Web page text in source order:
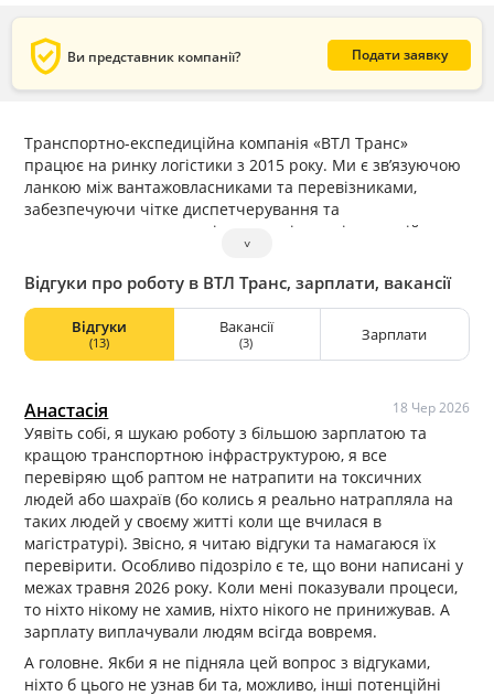
verified_user Ви представник компанії? Подати заявку
Транспортно-експедиційна компанія «ВТЛ Транс»
працює на ринку логістики з 2015 року. Ми є зв’язуючою
ланкою між вантажовласниками та перевізниками,
забезпечуючи чітке диспетчерування та
експедирування, прозорі умови співпраці та постійне
завантаження для транспорту.
Наші головні цінності у взаємодії з партнерами —
чесність, оперативність у розрахунках та підтримка
водіїв на кожному етапі маршруту. Ми цінуємо
довгострокові відносини та відкриті до зворотного
Тут ви можете залишити свій відгук про роботу з «ВТЛ
Транс». Розкажіть про свій досвід співпраці, якість
роботи наших менеджерів та дотримання
домовленостей.
˅
Відгуки про роботу в ВТЛ Транс, зарплати, вакансії
Відгуки
(13)
Вакансії
(3) Зарплати
Анастасія 18 Чер 2026
Уявіть собі, я шукаю роботу з більшою зарплатою та
кращою транспортною інфраструктурою, я все
перевіряю щоб раптом не натрапити на токсичних
людей або шахраїв (бо колись я реально натрапляла на
таких людей у своєму житті коли ще вчилася в
магістратурі). Звісно, я читаю відгуки та намагаюся їх
перевірити. Особливо підозріло є те, що вони написані у
межах травня 2026 року. Коли мені показували процеси,
то ніхто нікому не хамив, ніхто нікого не принижував. А
зарплату виплачували людям всігда вовремя.
А головне. Якби я не підняла цей вопрос з відгуками,
ніхто б цього не узнав би та, можливо, інші потенційні